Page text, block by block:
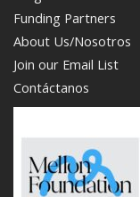
Funding Partners
About Us/Nosotros
Join our Email List
Contáctanos